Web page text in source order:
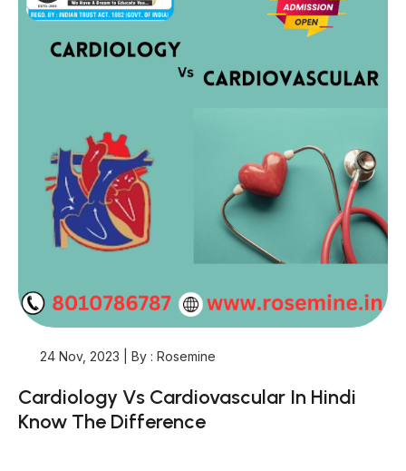
24 Nov, 2023 | By : Rosemine
Cardiology Vs Cardiovascular In Hindi
Know The Difference